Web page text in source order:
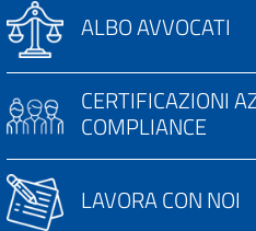
ALBO AVVOCATI
CERTIFICAZIONI
COMPLIANCE
LAVORA CON NOI